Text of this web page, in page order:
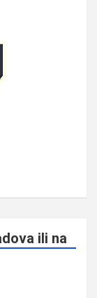
ili na